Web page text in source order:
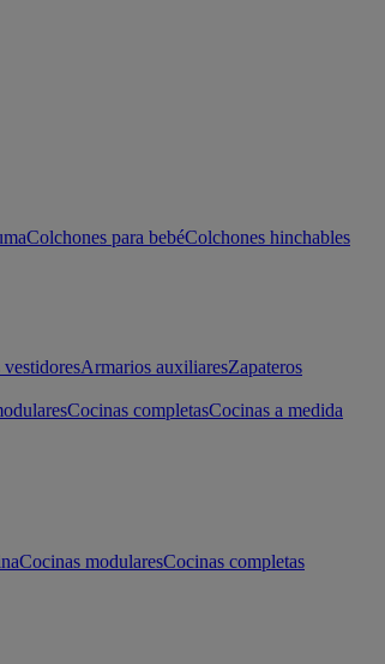
Colchones para bebéColchones hinchables
Armarios auxiliaresZapateros
Cocinas completasCocinas a medida
Cocinas modularesCocinas completas